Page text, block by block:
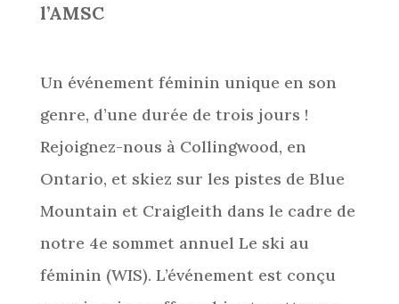
l’AMSC
Un événement féminin unique en son
genre, d’une durée de trois jours !
Rejoignez-nous à Collingwood, en
Ontario, et skiez sur les pistes de Blue
Mountain et Craigleith dans le cadre de
notre 4e sommet annuel Le ski au
féminin (WIS). L’événement est conçu